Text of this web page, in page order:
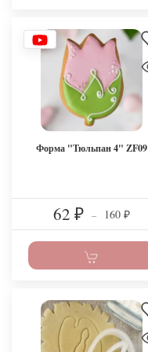
Форма "Тюльпан 4" ZF09
62 ₽ – 160 ₽